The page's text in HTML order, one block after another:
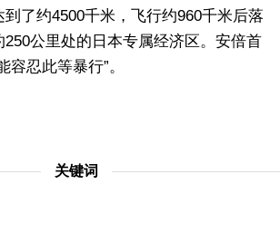
了约4500千米，飞行约960千米后落
250公里处的日本专属经济区。安倍首
容忍此等暴行”。
关键词